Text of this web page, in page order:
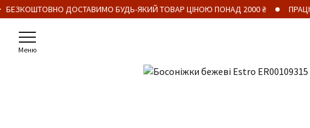
ДОСТАВИМО БУДЬ-ЯКИЙ ТОВАР ЦІНОЮ ПОНАД 2000 ₴
Меню